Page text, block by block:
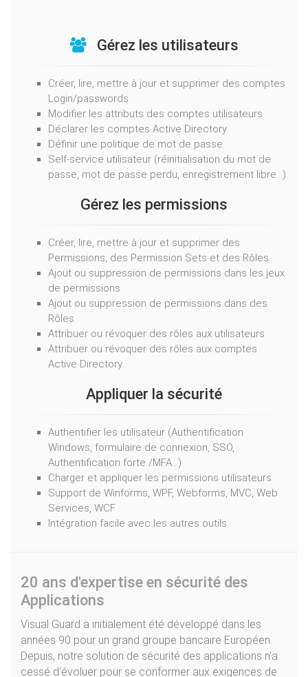
Gérez les utilisateurs
Créer, lire, mettre à jour et supprimer des comptes
Login/passwords
Modifier les attributs des comptes utilisateurs
Déclarer les comptes Active Directory
Définir une politique de mot de passe
Self-service utilisateur (réinitialisation du mot de
passe, mot de passe perdu, enregistrement libre...)
Gérez les permissions
Créer, lire, mettre à jour et supprimer des
Permissions, des Permission Sets et des Rôles
Ajout ou suppression de permissions dans les jeux
de permissions
Ajout ou suppression de permissions dans des
Rôles
Attribuer ou révoquer des rôles aux utilisateurs
Attribuer ou révoquer des rôles aux comptes
Active Directory
Appliquer la sécurité
Authentifier les utilisateur (Authentification
Windows, formulaire de connexion, SSO,
Authentification forte /MFA…)
Charger et appliquer les permissions utilisateurs
Support de Winforms, WPF, Webforms, MVC, Web
Services, WCF
Intégration facile avec les autres outils
20 ans d'expertise en sécurité des
Applications
Visual Guard a initialement été développé dans les
années 90 pour un grand groupe bancaire Européen.
Depuis, notre solution de sécurité des applications n'a
cessé d'évoluer pour se conformer aux exigences de